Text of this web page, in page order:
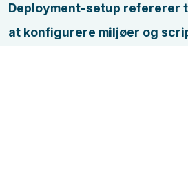
Deployment-setup refererer
at konfigurere miljøer og